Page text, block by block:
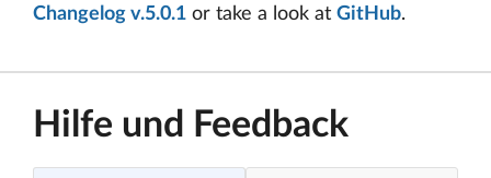
Changelog v.5.0.1 or take a look at GitHub.
Hilfe und Feedback